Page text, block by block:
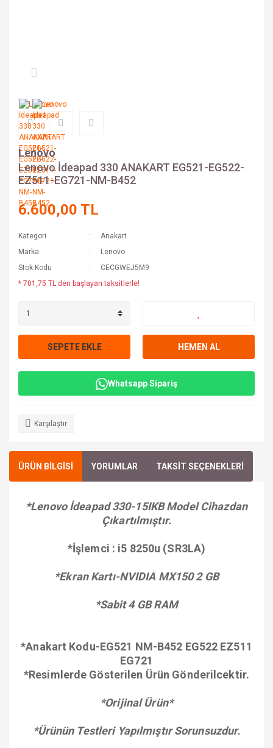
Lenovo
Lenovo İdeapad 330 ANAKART EG521-EG522-
EZ511-EG721-NM-B452
6.600,00 TL
Kategori
Anakart
Marka
Lenovo
Stok Kodu
CECGWEJ5M9
* 701,75 TL den başlayan taksitlerle!
SEPETE EKLE HEMEN AL
Whatsapp Sipariş
Karşılaştır
ÜRÜN BİLGİSİ YORUMLAR TAKSİT SEÇENEKLERİ
*Lenovo İdeapad 330-15IKB Model Cihazdan
Çıkartılmıştır.
*İşlemci : i5 8250u (SR3LA)
*Ekran Kartı-NVIDIA MX150 2 GB
*Sabit 4 GB RAM
*Anakart Kodu-EG521 NM-B452 EG522 EZ511
EG721
*Resimlerde Gösterilen Ürün Gönderilcektir.
*Orijinal Ürün*
*Ürünün Testleri Yapılmıştır Sorunsuzdur.